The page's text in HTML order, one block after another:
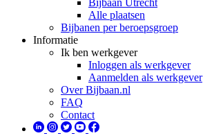
Bijbaan Utrecht
Alle plaatsen
Bijbanen per beroepsgroep
Informatie
Ik ben werkgever
Inloggen als werkgever
Aanmelden als werkgever
Over Bijbaan.nl
FAQ
Contact